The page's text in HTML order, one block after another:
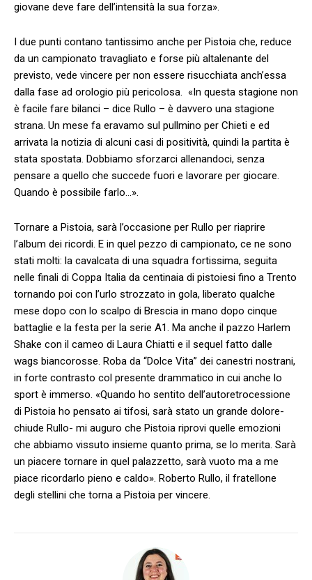
giovane deve fare dell’intensità la sua forza».
I due punti contano tantissimo anche per Pistoia che, reduce
da un campionato travagliato e forse più altalenante del
previsto, vede vincere per non essere risucchiata anch’essa
dalla fase ad orologio più pericolosa. «In questa stagione non
è facile fare bilanci – dice Rullo – è davvero una stagione
strana. Un mese fa eravamo sul pullmino per Chieti e ed
arrivata la notizia di alcuni casi di positività, quindi la partita è
stata spostata. Dobbiamo sforzarci allenandoci, senza
pensare a quello che succede fuori e lavorare per giocare.
Quando è possibile farlo…».
Tornare a Pistoia, sarà l’occasione per Rullo per riaprire
l’album dei ricordi. E in quel pezzo di campionato, ce ne sono
stati molti: la cavalcata di una squadra fortissima, seguita
nelle finali di Coppa Italia da centinaia di pistoiesi fino a Trento
tornando poi con l’urlo strozzato in gola, liberato qualche
mese dopo con lo scalpo di Brescia in mano dopo cinque
battaglie e la festa per la serie A1. Ma anche il pazzo Harlem
Shake con il cameo di Laura Chiatti e il sequel fatto dalle
wags biancorosse. Roba da “Dolce Vita” dei canestri nostrani,
in forte contrasto col presente drammatico in cui anche lo
sport è immerso. «Quando ho sentito dell’autoretrocessione
di Pistoia ho pensato ai tifosi, sarà stato un grande dolore-
chiude Rullo- mi auguro che Pistoia riprovi quelle emozioni
che abbiamo vissuto insieme quanto prima, se lo merita. Sarà
un piacere tornare in quel palazzetto, sarà vuoto ma a me
piace ricordarlo pieno e caldo». Roberto Rullo, il fratellone
degli stellini che torna a Pistoia per vincere.